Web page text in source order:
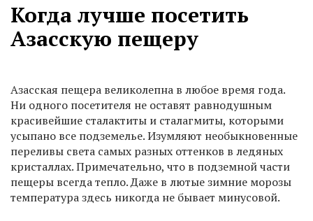
Когда лучше посетить
Азасскую пещеру
Азасская пещера великолепна в любое время года.
Ни одного посетителя не оставят равнодушным
красивейшие сталактиты и сталагмиты, которыми
усыпано все подземелье. Изумляют необыкновенные
переливы света самых разных оттенков в ледяных
кристаллах. Примечательно, что в подземной части
пещеры всегда тепло. Даже в лютые зимние морозы
температура здесь никогда не бывает минусовой.